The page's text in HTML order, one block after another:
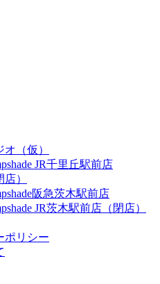
（仮）
JR千里丘駅前店
店）
阪急茨木駅前店
JR茨木駅前店（閉店）
ポリシー